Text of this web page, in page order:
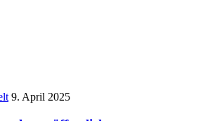
9. April 2025